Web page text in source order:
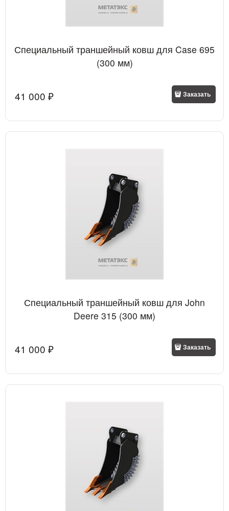
Специальный траншейный ковш для Case 695
(300 мм)
41 000 ₽ Заказать
Специальный траншейный ковш для John
Deere 315 (300 мм)
41 000 ₽ Заказать